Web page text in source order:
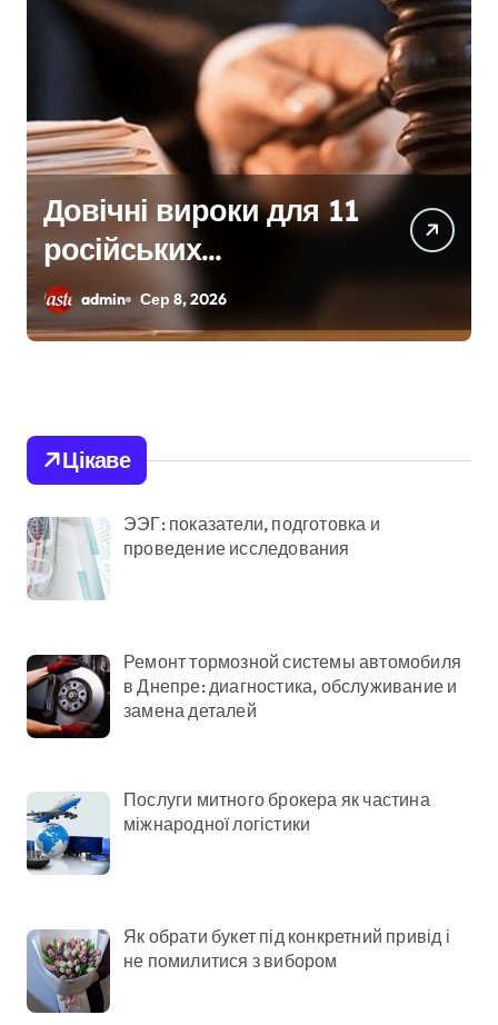
Київщина
відновлюється після
сильних буревіїв:
пошкоджено 62
залишились без
електрики
admin Сер 8, 2026
Цікаве
ЭЭГ: показатели, подготовка и
проведение исследования
Ремонт тормозной системы автомобиля
в Днепре: диагностика, обслуживание и
замена деталей
Послуги митного брокера як частина
міжнародної логістики
Як обрати букет під конкретний привід і
не помилитися з вибором